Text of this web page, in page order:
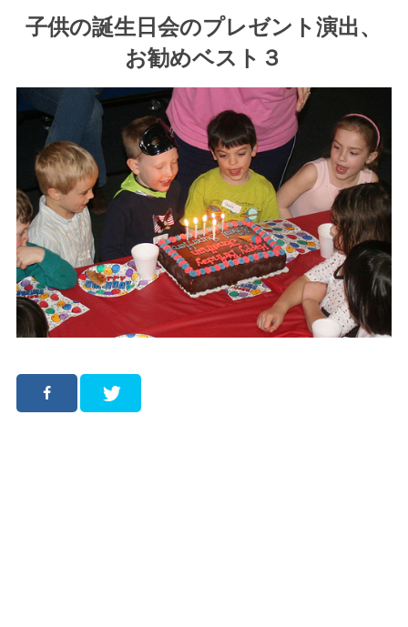
子供の誕生日会のプレゼント演出、
お勧めベスト３